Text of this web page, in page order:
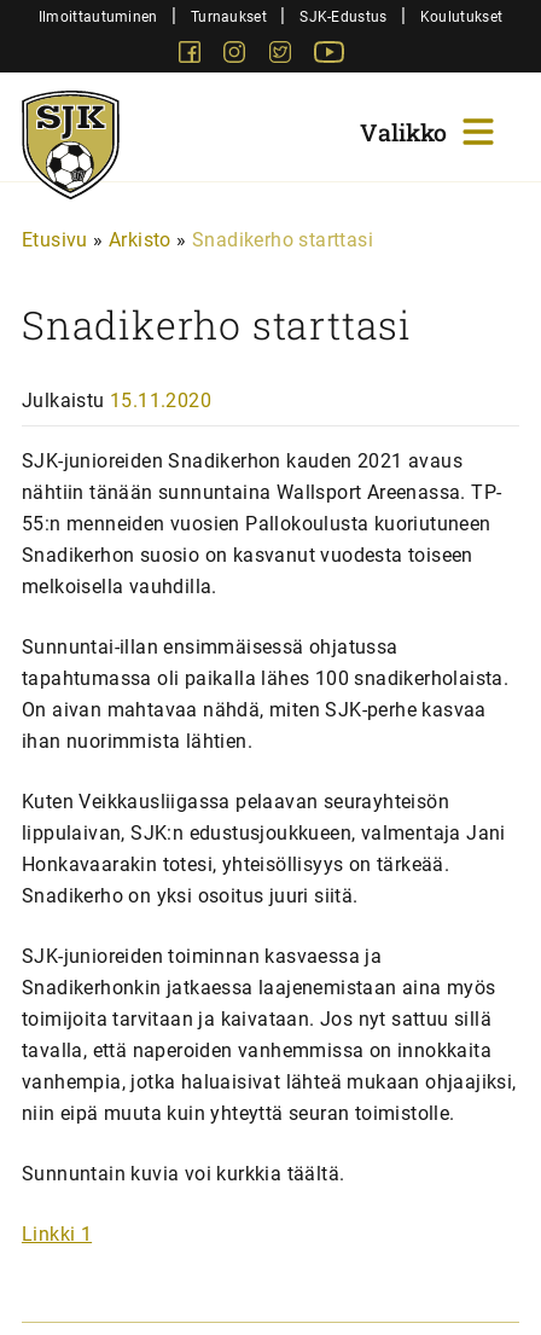
SiirryIlmoittautuminen | Turnaukset | SJK-Edustus | Koulutukset
FacebookInstagram
Twitter
Sjk-
Juniorit
Etusivu » Arkisto » Snadikerho starttasi
Snadikerho starttasi
Julkaistu 15.11.2020
SJK-junioreiden Snadikerhon kauden 2021 avaus
nähtiin tänään sunnuntaina Wallsport Areenassa. TP-
55:n menneiden vuosien Pallokoulusta kuoriutuneen
Snadikerhon suosio on kasvanut vuodesta toiseen
melkoisella vauhdilla.
Sunnuntai-illan ensimmäisessä ohjatussa
tapahtumassa oli paikalla lähes 100 snadikerholaista.
On aivan mahtavaa nähdä, miten SJK-perhe kasvaa
ihan nuorimmista lähtien.
Kuten Veikkausliigassa pelaavan seurayhteisön
lippulaivan, SJK:n edustusjoukkueen, valmentaja Jani
Honkavaarakin totesi, yhteisöllisyys on tärkeää.
Snadikerho on yksi osoitus juuri siitä.
SJK-junioreiden toiminnan kasvaessa ja
Snadikerhonkin jatkaessa laajenemistaan aina myös
toimijoita tarvitaan ja kaivataan. Jos nyt sattuu sillä
tavalla, että naperoiden vanhemmissa on innokkaita
vanhempia, jotka haluaisivat lähteä mukaan ohjaajiksi,
niin eipä muuta kuin yhteyttä seuran toimistolle.
Sunnuntain kuvia voi kurkkia täältä.
Linkki 1